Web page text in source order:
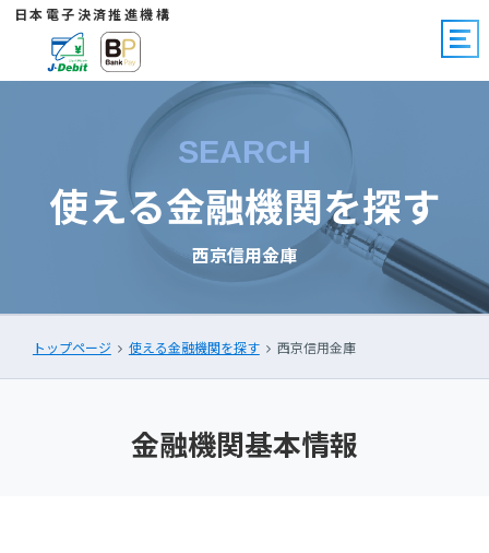
日本電子決済推進機構
SEARCH
使える金融機関を探す
西京信用金庫
トップページ 使える金融機関を探す 西京信用金庫
金融機関基本情報